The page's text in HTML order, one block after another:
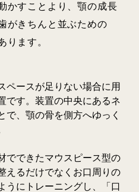
かすことより、顎の成長
がきちんと並ぶための
ります。
ペースが足りない場合に用
です。装置の中央にあるネ
で、顎の骨を側方へゆっく
でできたマウスピース型の
えるだけでなくお口周りの
うにトレーニングし、「口